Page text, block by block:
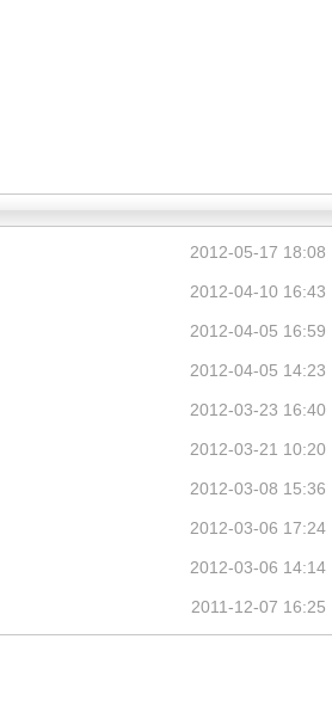
2012-05-17 18:08
2012-04-10 16:43
2012-04-05 16:59
2012-04-05 14:23
2012-03-23 16:40
2012-03-21 10:20
2012-03-08 15:36
2012-03-06 17:24
2012-03-06 14:14
2011-12-07 16:25